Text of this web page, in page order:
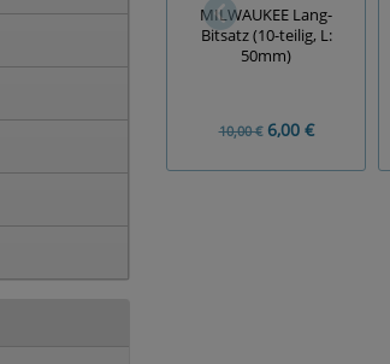
MILWAUKEE Lang-
Bitsatz (10-teilig, L:
50mm)
10,00 €6,00 €